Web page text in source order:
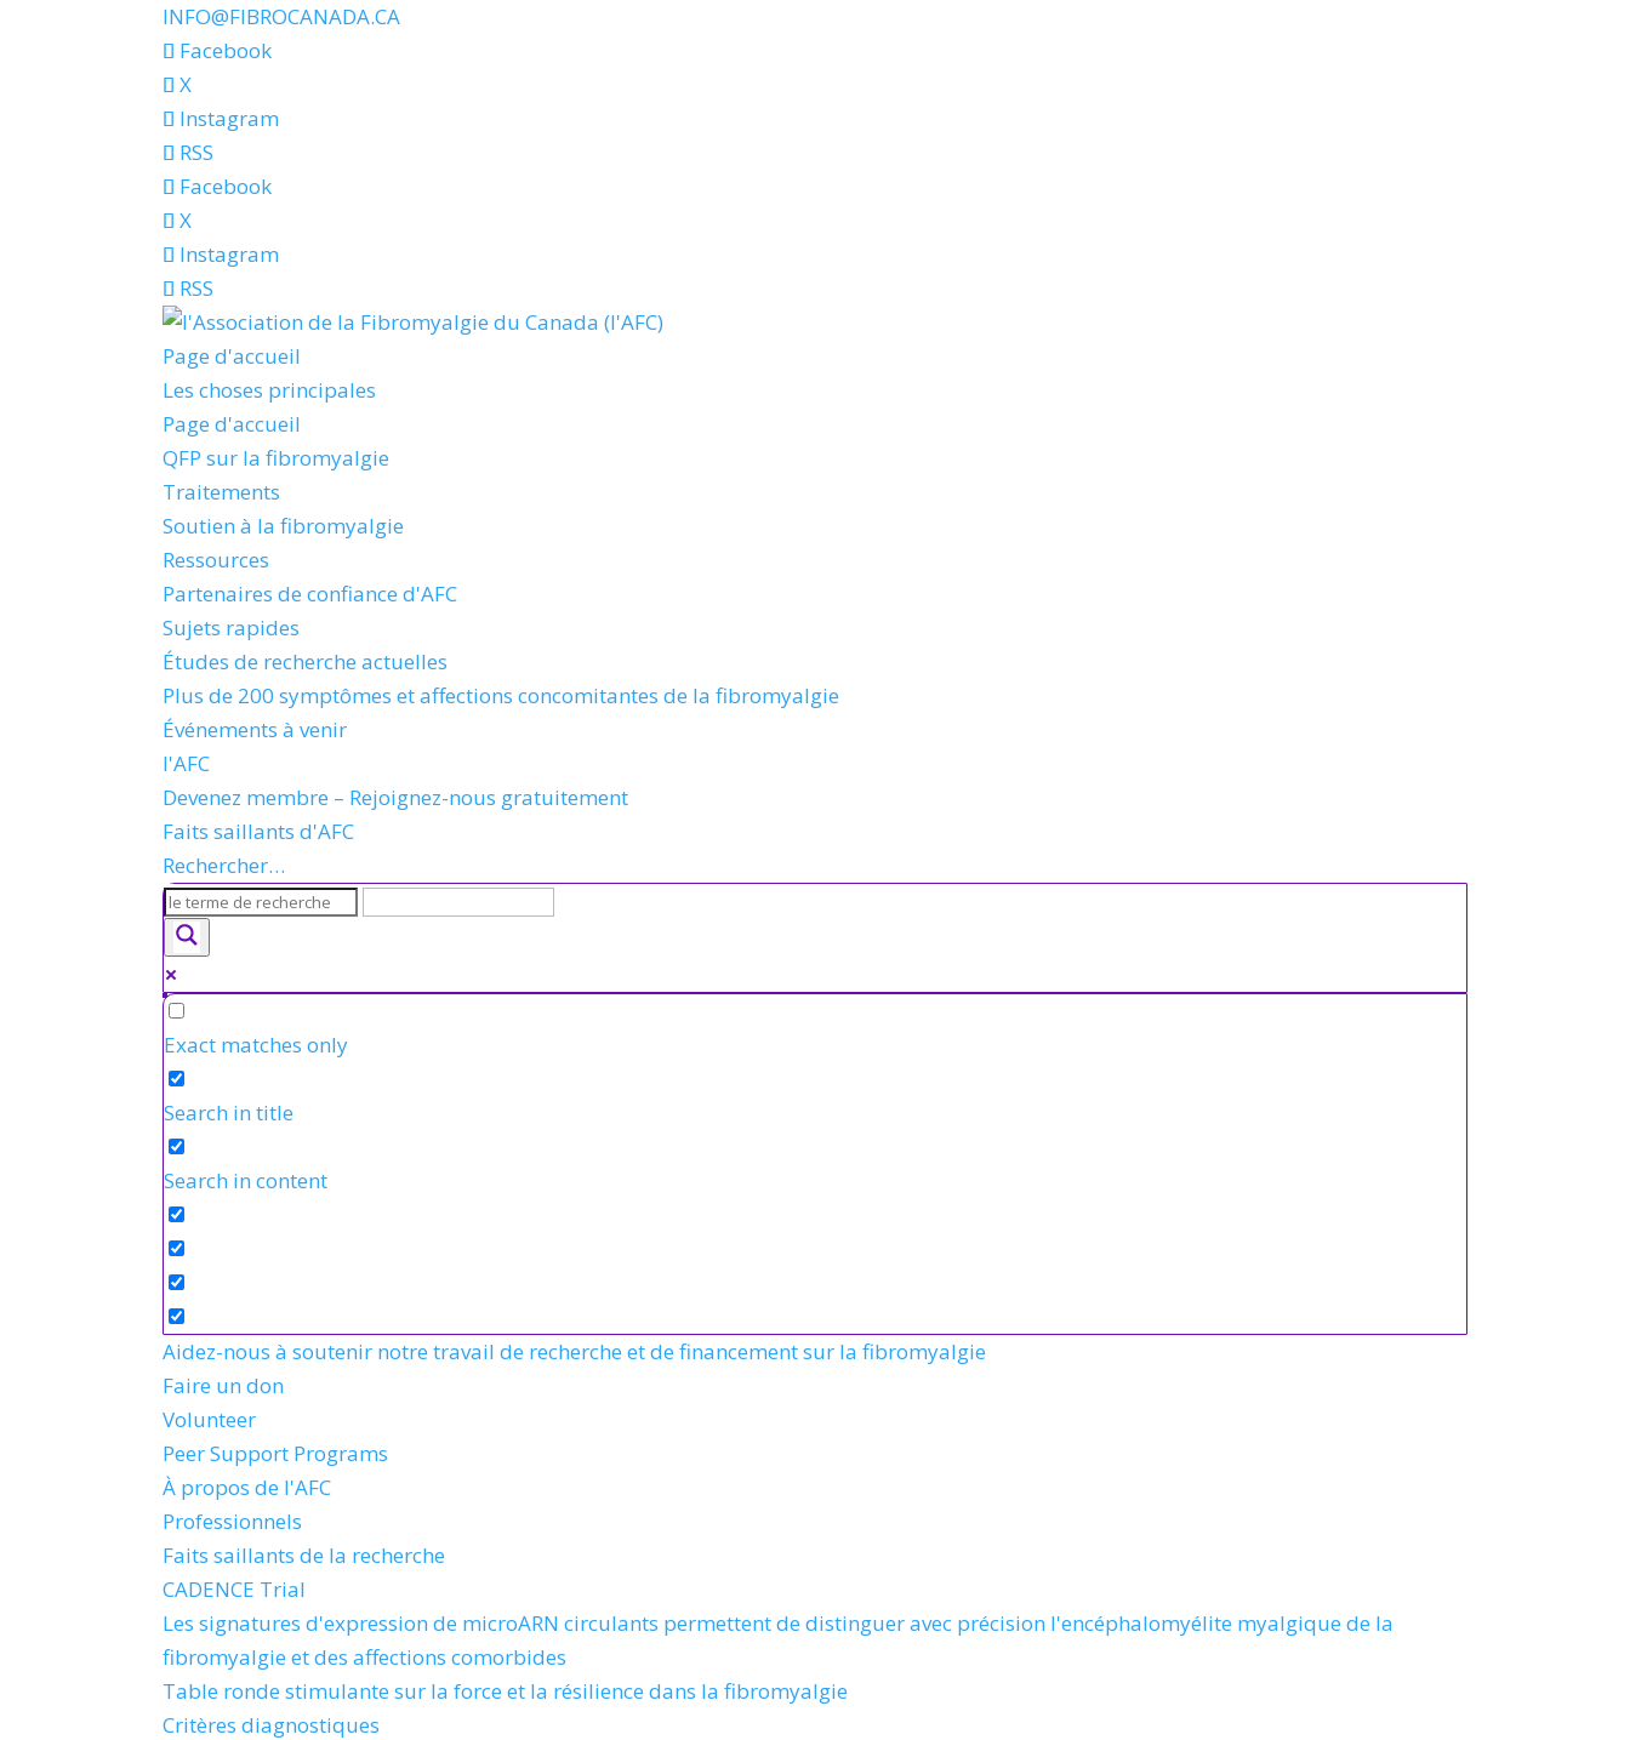
INFO@FIBROCANADA.CA
Facebook
X
Instagram
RSS
Facebook
X
Instagram
RSS
Page d'accueil
Les choses principales
Page d'accueil
QFP sur la fibromyalgie
Traitements
Soutien à la fibromyalgie
Ressources
Partenaires de confiance d'AFC
Sujets rapides
Études de recherche actuelles
Plus de 200 symptômes et affections concomitantes de la fibromyalgie
Événements à venir
l'AFC
Devenez membre – Rejoignez-nous gratuitement
Faits saillants d'AFC
Rechercher…
Exact matches only
Search in title
Search in content
Aidez-nous à soutenir notre travail de recherche et de financement sur la fibromyalgie
Faire un don
Volunteer
Peer Support Programs
À propos de l'AFC
Professionnels
Faits saillants de la recherche
CADENCE Trial
Les signatures d'expression de microARN circulants permettent de distinguer avec précision l'encéphalomyélite myalgique de la
fibromyalgie et des affections comorbides
Table ronde stimulante sur la force et la résilience dans la fibromyalgie
Critères diagnostiques